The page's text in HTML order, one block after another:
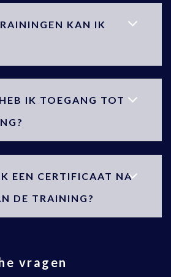
KAN IK
IK TOEGANG TOT
EEN CERTIFICAAT NA
DE TRAINING?
vragen